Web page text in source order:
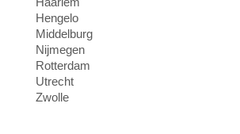
Hengelo
Middelburg
Nijmegen
Rotterdam
Utrecht
Zwolle